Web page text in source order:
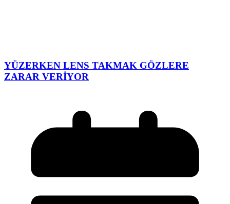
YÜZERKEN LENS TAKMAK GÖZLERE
ZARAR VERİYOR